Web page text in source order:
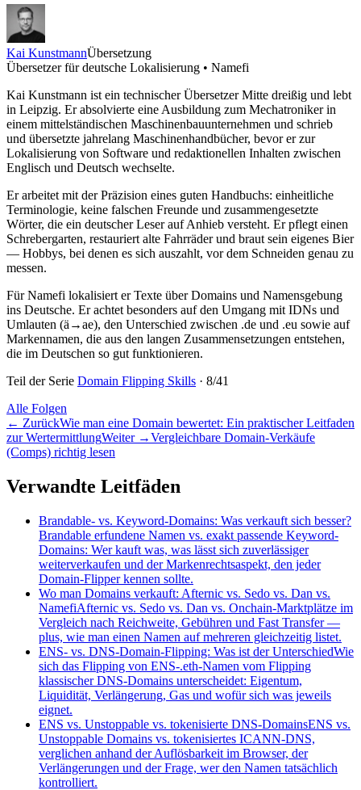
Kai KunstmannÜbersetzung
Übersetzer für deutsche Lokalisierung • Namefi
Kai Kunstmann ist ein technischer Übersetzer Mitte dreißig und lebt
in Leipzig. Er absolvierte eine Ausbildung zum Mechatroniker in
einem mittelständischen Maschinenbauunternehmen und schrieb
und übersetzte jahrelang Maschinenhandbücher, bevor er zur
Lokalisierung von Software und redaktionellen Inhalten zwischen
Englisch und Deutsch wechselte.
Er arbeitet mit der Präzision eines guten Handbuchs: einheitliche
Terminologie, keine falschen Freunde und zusammengesetzte
Wörter, die ein deutscher Leser auf Anhieb versteht. Er pflegt einen
Schrebergarten, restauriert alte Fahrräder und braut sein eigenes Bier
— Hobbys, bei denen es sich auszahlt, vor dem Schneiden genau zu
messen.
Für Namefi lokalisiert er Texte über Domains und Namensgebung
ins Deutsche. Er achtet besonders auf den Umgang mit IDNs und
Umlauten (ä→ae), den Unterschied zwischen .de und .eu sowie auf
Markennamen, die aus den langen Zusammensetzungen entstehen,
die im Deutschen so gut funktionieren.
Teil der Serie Domain Flipping Skills · 8/41
Alle Folgen
← ZurückWie man eine Domain bewertet: Ein praktischer Leitfaden
zur WertermittlungWeiter→Vergleichbare Domain-Verkäufe
(Comps) richtig lesen
Verwandte Leitfäden
Brandable- vs. Keyword-Domains: Was verkauft sich besser?
Brandable erfundene Namen vs. exakt passende Keyword-
Domains: Wer kauft was, was lässt sich zuverlässiger
weiterverkaufen und der Markenrechtsaspekt, den jeder
Domain-Flipper kennen sollte.
Wo man Domains verkauft: Afternic vs. Sedo vs. Dan vs.
NamefiAfternic vs. Sedo vs. Dan vs. Onchain-Marktplätze im
Vergleich nach Reichweite, Gebühren und Fast Transfer —
plus, wie man einen Namen auf mehreren gleichzeitig listet.
ENS- vs. DNS-Domain-Flipping: Was ist der UnterschiedWie
sich das Flipping von ENS-.eth-Namen vom Flipping
klassischer DNS-Domains unterscheidet: Eigentum,
Liquidität, Verlängerung, Gas und wofür sich was jeweils
eignet.
ENS vs. Unstoppable vs. tokenisierte DNS-DomainsENS vs.
Unstoppable Domains vs. tokenisiertes ICANN-DNS,
verglichen anhand der Auflösbarkeit im Browser, der
Verlängerungen und der Frage, wer den Namen tatsächlich
kontrolliert.